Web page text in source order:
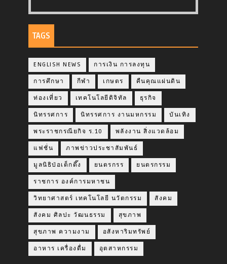
TAGS
ENGLISH NEWS การเงิน การลงทุน
การศึกษา กีฬา เกษตร คืนคุณแผ่นดิน
ท่องเที่ยว เทคโนโลยีดิจิทัล ธุรกิจ
นิทรรศการ นิทรรศการ งานมหกรรม บันเทิง
พระราชกรณียกิจ ร.10 พลังงาน สิ่งแวดล้อม
แฟชั่น ภาพข่าวประชาสัมพันธ์
มูลนิธิป่อเต็กตึ๊ง ยนตรกรร ยนตรกรรม
ราชการ องค์การมหาชน
วิทยาศาสตร์ เทคโนโลยี นวัตกรรม สังคม
สังคม ศิลปะ วัฒนธรรม สุขภาพ
สุขภาพ ความงาม อสังหาริมทรัพย์
อาหาร เครื่องดื่ม อุตสาหกรรม